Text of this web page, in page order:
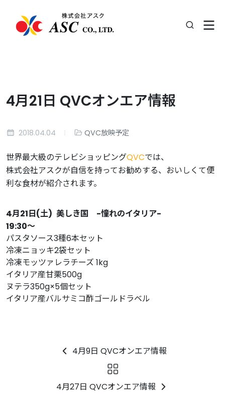
4月21日 QVCオンエア情報
2018.04.04 QVC放映予定
世界最大級のテレビショッピングQVCでは、
株式会社アスクが自信を持ってお勧めする、おいしくて便
利な食材が紹介されます。
4月21日(土) 美しき国 -憧れのイタリア-
19:30〜
パスタソース3種6本セット
冷凍ニョッキ2袋セット
冷凍モッツァレラチーズ 1kg
イタリア産甘栗500g
ヌテラ350g×5個セット
イタリア産バルサミコ酢ゴールドラベル
4月9日 QVCオンエア情報
4月27日 QVCオンエア情報